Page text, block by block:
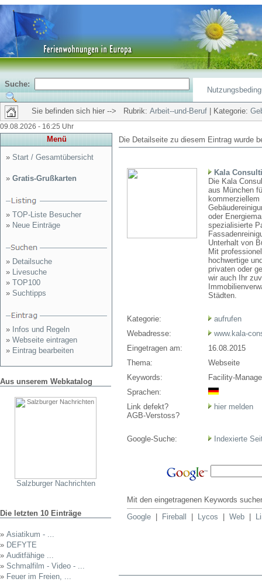
Suche:
Sie befinden sich hier --> Rubrik: Arbeit--und-Beruf | Kategorie:
09.08.2026 - 16:25 Uhr
Menü
» Start / Gesamtübersicht
» Gratis-Grußkarten
» TOP-Liste Besucher
» Neue Einträge
» Detailsuche
» Livesuche
» TOP100
» Suchtipps
» Infos und Regeln
» Webseite eintragen
» Eintrag bearbeiten
Aus unserem Webkatalog
Salzburger Nachrichten
Die letzten 10 Einträge
» Asiatikum - ...
» DEFYTE
» Auditfähige ...
» Schmalfilm - Video - ...
» Feuer im Freien, ...
Die Detailseite zu diesem Eintrag wurde
Kala
Die Kala
aus München
oder
spezialisierte
Unterhalt von
Mit
hochwertige
privaten oder
wir auch Ihr
Städten.
Kategorie:
aufrufen
Webadresse:
www.kala-
Eingetragen am:
16.08.2015
Thema:
Webseite
Keywords:
Facility-
Sprachen:
Link defekt?
AGB-Verstoss?
hier melden
Google-Suche: Indexierte
Mit den eingetragenen Keywords
Google
Fireball Lycos Web